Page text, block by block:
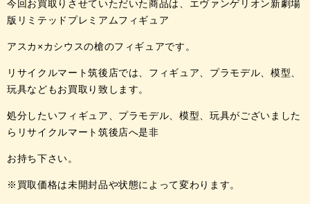
今回お買取りさせていただいた商品は、エヴァンゲリオン新劇場
版リミテッドプレミアムフィギュア
アスカ×カシウスの槍のフィギュアです。
リサイクルマート筑後店では、フィギュア、プラモデル、模型、
玩具などもお買取り致します。
処分したいフィギュア、プラモデル、模型、玩具がございました
らリサイクルマート筑後店へ是非
お持ち下さい。
※買取価格は未開封品や状態によって変わります。